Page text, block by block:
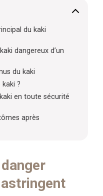
du kaki
dangereux d’un
du kaki
?
en toute sécurité
après